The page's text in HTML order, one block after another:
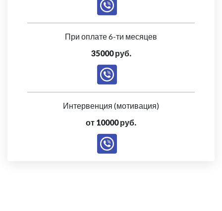
При оплате 6-ти месяцев
35000 руб.
Интервенция (мотивация)
от 10000 руб.